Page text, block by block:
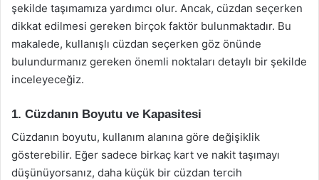
şekilde taşımamıza yardımcı olur. Ancak, cüzdan seçerken
dikkat edilmesi gereken birçok faktör bulunmaktadır. Bu
makalede, kullanışlı cüzdan seçerken göz önünde
bulundurmanız gereken önemli noktaları detaylı bir şekilde
inceleyeceğiz.
1. Cüzdanın Boyutu ve Kapasitesi
Cüzdanın boyutu, kullanım alanına göre değişiklik
gösterebilir. Eğer sadece birkaç kart ve nakit taşımayı
düşünüyorsanız, daha küçük bir cüzdan tercih